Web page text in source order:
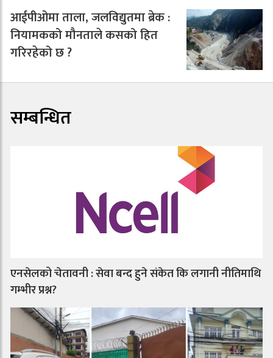
आईपीओमा ताला, जलविद्युतमा ब्रेक :
नियामकको मौनताले कसको हित
गरिरहेको छ ?
सम्बन्धित
एनसेलको चेतावनी : सेवा बन्द हुने संकेत कि लगानी नीतिमाथि
गम्भीर प्रश्न?